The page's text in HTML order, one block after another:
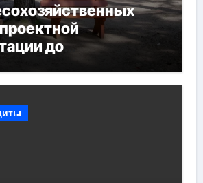
до
и обустройства